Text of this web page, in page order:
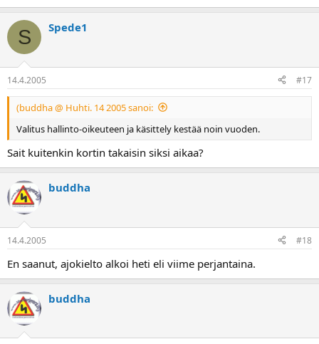
S Spede1
14.4.2005 #17
(buddha @ Huhti. 14 2005 sanoi:
Valitus hallinto-oikeuteen ja käsittely kestää noin vuoden.
Sait kuitenkin kortin takaisin siksi aikaa?
buddha
14.4.2005 #18
En saanut, ajokielto alkoi heti eli viime perjantaina.
buddha